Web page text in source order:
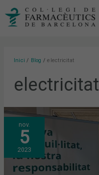
Inici Blog electricitat
electricitat
nov.
5
2023
COM
ESTALVIAR
EN
LA
FACTURA
DE
LA
LLUM?
NOVA